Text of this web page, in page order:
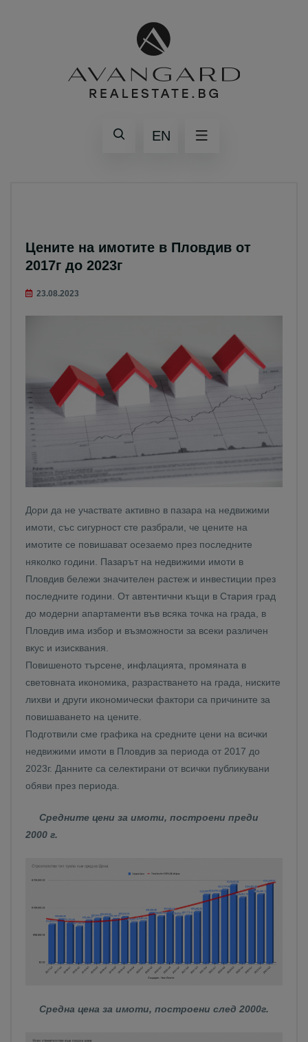
EN
Цените на имотите в Пловдив от
2017г до 2023г
23.08.2023
Дори да не участвате активно в пазара на недвижими
имоти, със сигурност сте разбрали, че цените на
имотите се повишават осезаемо през последните
няколко години. Пазарът на недвижими имоти в
Пловдив бележи значителен растеж и инвестиции през
последните години. От автентични къщи в Стария град
до модерни апартаменти във всяка точка на града, в
Пловдив има избор и възможности за всеки различен
вкус и изисквания.
Повишеното търсене, инфлацията, промяната в
световната икономика, разрастването на града, ниските
лихви и други икономически фактори са причините за
повишаването на цените.
Подготвили сме графика на средните цени на всички
недвижими имоти в Пловдив за периода от 2017 до
2023г. Данните са селектирани от всички публикувани
обяви през периода.
Средните цени за имоти, построени преди
2000 г.
Средна цена за имоти, построени след 2000г.